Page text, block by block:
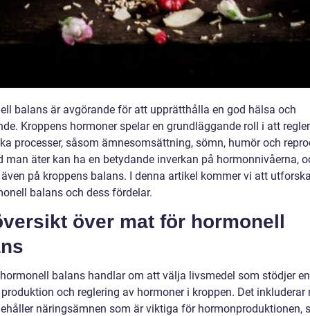
balans är avgörande för att upprätthålla en god hälsa och
Kroppens hormoner spelar en grundläggande roll i att
processer, såsom ämnesomsättning, sömn, humör och
man äter kan ha en betydande inverkan på hormonnivåerna,
på kroppens balans. I denna artikel kommer vi att
balans och dess fördelar.
över mat för hormonell
balans handlar om att välja livsmedel som stödjer en
och reglering av hormoner i kroppen. Det inkluderar
näringsämnen som är viktiga för hormonproduktionen,